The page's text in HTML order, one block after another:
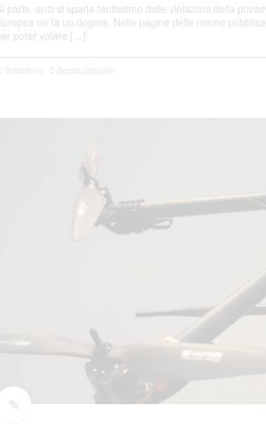
parla, anzi si sparla tantissimo delle violazioni della
ne fa un dogma. Nelle pagine delle norme
poter volare […]
Brixiadrone Senza categoria